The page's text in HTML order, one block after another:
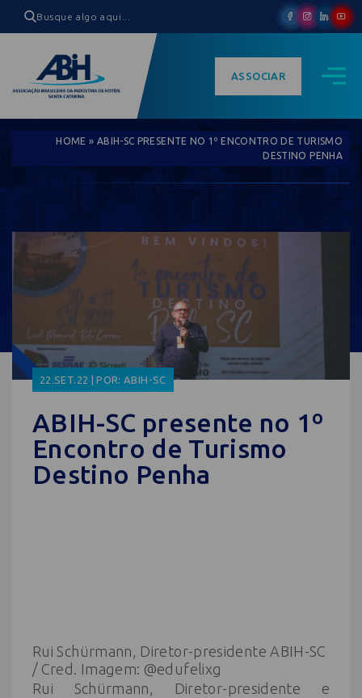
ASSOCIAR
HOME » ABIH-SC PRESENTE NO 1º ENCONTRO DE TURISMO
DESTINO PENHA
22.SET.22 | POR: ABIH-SC
ABIH-SC presente no 1º
Encontro de Turismo
Destino Penha
Rui Schürmann, Diretor-presidente ABIH-SC
/ Cred. Imagem: @edufelixg
Rui Schürmann, Diretor-presidente e